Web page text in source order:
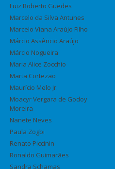
Luiz Roberto Guedes
Marcelo da Silva Antunes
Marcelo Viana Araújo Filho
Márcio Assêncio Araújo
Márcio Nogueira
Maria Alice Zocchio
Marta Cortezão
Maurício Melo Jr.
Moacyr Vergara de Godoy
Moreira
Nanete Neves
Paula Zogbi
Renato Piccinin
Ronaldo Guimarães
Sandra Schamas